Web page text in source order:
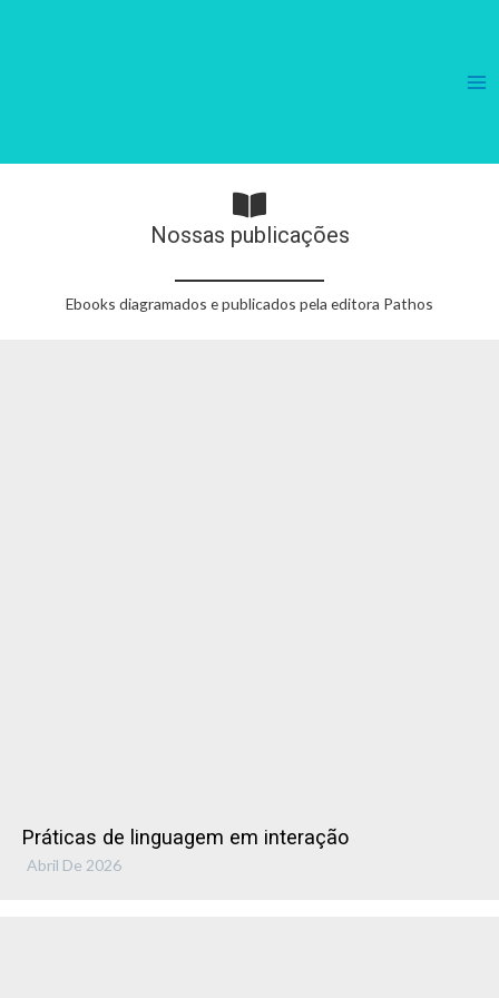
Nossas publicações
Ebooks diagramados e publicados pela editora Pathos
Práticas de linguagem em interação
Abril De 2026